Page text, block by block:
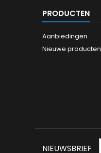
PRODUCTEN
Aanbiedingen
Nieuwe producten
NIEUWSBRIEF